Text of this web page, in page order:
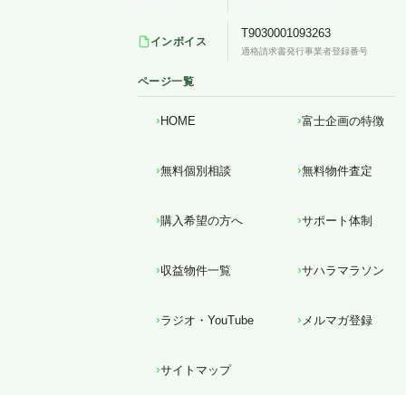
インボイス
T9030001093263
適格請求書発行事業者登録番号
ページ一覧
HOME 富士企画の特徴
無料個別相談 無料物件査定
購入希望の方へ サポート体制
収益物件一覧 サハラマラソン
ラジオ・YouTube メルマガ登録
サイトマップ